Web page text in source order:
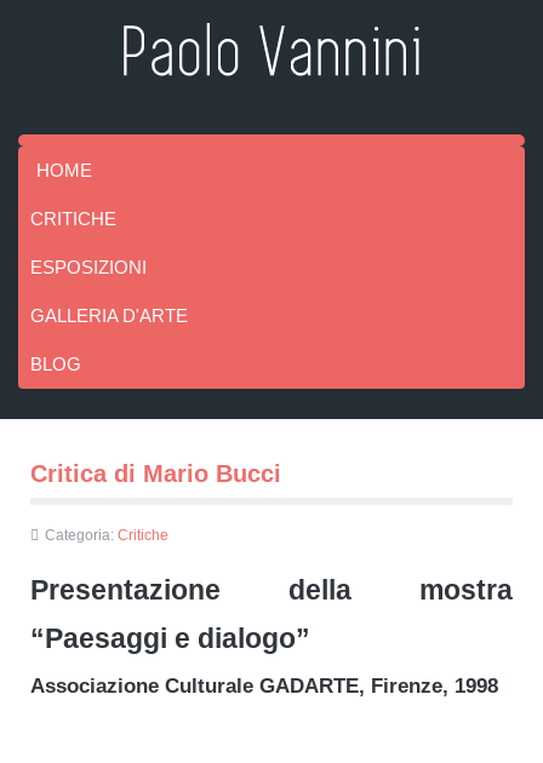
HOME
CRITICHE
ESPOSIZIONI
GALLERIA D'ARTE
BLOG
Critica di Mario Bucci
Categoria: Critiche
Presentazione della mostra
“Paesaggi e dialogo”
Associazione Culturale GADARTE, Firenze, 1998